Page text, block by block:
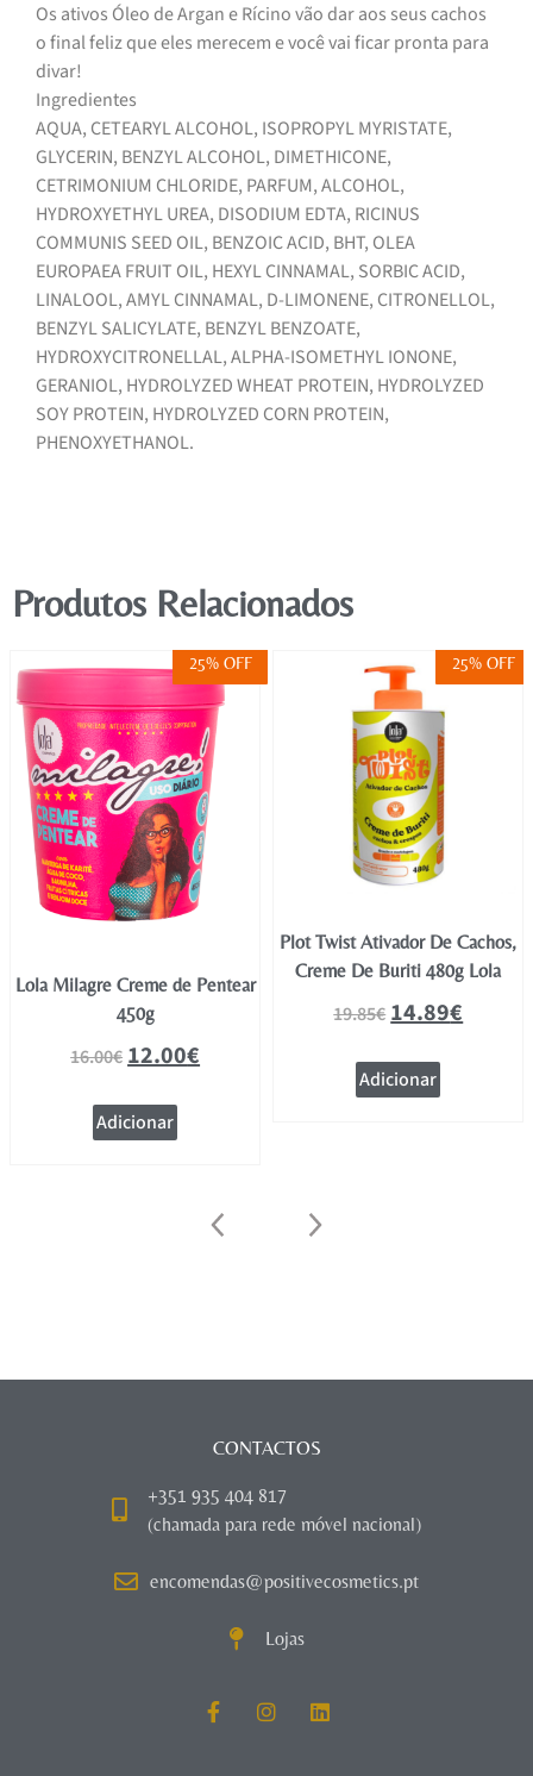
Os ativos Óleo de Argan e Rícino vão dar aos seus cachos
o final feliz que eles merecem e você vai ficar pronta para
divar!
Ingredientes
AQUA, CETEARYL ALCOHOL, ISOPROPYL MYRISTATE,
GLYCERIN, BENZYL ALCOHOL, DIMETHICONE,
CETRIMONIUM CHLORIDE, PARFUM, ALCOHOL,
HYDROXYETHYL UREA, DISODIUM EDTA, RICINUS
COMMUNIS SEED OIL, BENZOIC ACID, BHT, OLEA
EUROPAEA FRUIT OIL, HEXYL CINNAMAL, SORBIC ACID,
LINALOOL, AMYL CINNAMAL, D-LIMONENE, CITRONELLOL,
BENZYL SALICYLATE, BENZYL BENZOATE,
HYDROXYCITRONELLAL, ALPHA-ISOMETHYL IONONE,
GERANIOL, HYDROLYZED WHEAT PROTEIN, HYDROLYZED
SOY PROTEIN, HYDROLYZED CORN PROTEIN,
PHENOXYETHANOL.
Produtos Relacionados
25% OFF
Lola Milagre Creme de Pentear
450g
16.00€12.00€
Adicionar
25% OFF
Plot Twist Ativador De Cachos,
Creme De Buriti 480g Lola
19.85€14.89€
Adicionar
CONTACTOS
+351 935 404 817
(chamada para rede móvel nacional)
encomendas@positivecosmetics.pt
Lojas